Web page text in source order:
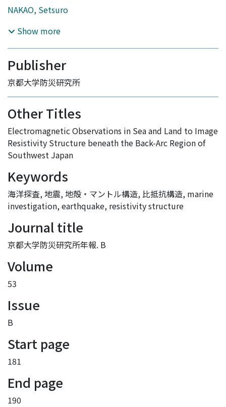
NAKAO, Setsuro
Show more
Publisher
京都大学防災研究所
Other Titles
Electromagnetic Observations in Sea and Land to Image
Resistivity Structure beneath the Back-Arc Region of
Southwest Japan
Keywords
海洋探査,地震,地殻・マントル構造,比抵抗構造, marine
investigation,earthquake, resistivity structure
Journal title
京都大学防災研究所年報. B
Volume
53
Issue
B
Start page
181
End page
190